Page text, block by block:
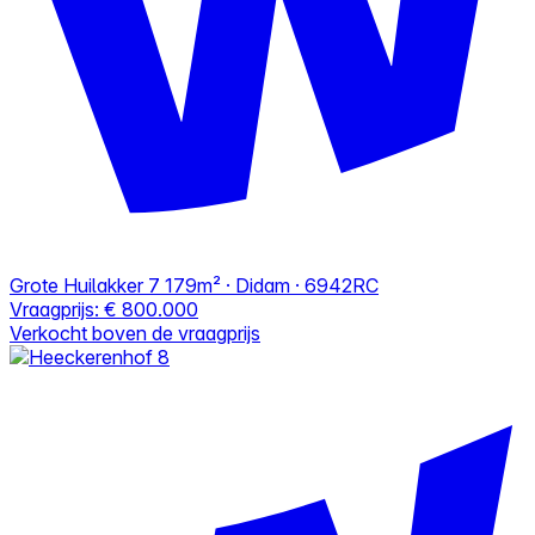
Grote Huilakker 7 179m² · Didam · 6942RC
Vraagprijs: € 800.000
Verkocht boven de vraagprijs